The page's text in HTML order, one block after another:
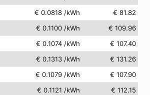
€ 0.0818 /kWh
€ 81.82
€ 0.1100 /kWh
€ 109.96
€ 0.1074 /kWh
€ 107.40
€ 0.1313 /kWh
€ 131.26
€ 0.1079 /kWh
€ 107.90
€ 0.1121 /kWh
€ 112.15